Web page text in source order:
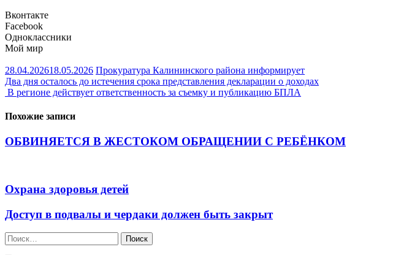
Вконтакте
Facebook
Одноклассники
Мой мир
28.04.202618.05.2026 Прокуратура Калининского района информирует
Навигация
по
записям
Два дня осталось до истечения срока представления декларации о доходах
В регионе действует ответственность за съемку и публикацию БПЛА
Похожие записи
ОБВИНЯЕТСЯ В ЖЕСТОКОМ ОБРАЩЕНИИ С РЕБЁНКОМ
Охрана здоровья детей
Доступ в подвалы и чердаки должен быть закрыт
Найти: